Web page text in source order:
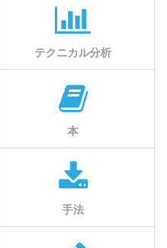
テクニカル分析
本
手法